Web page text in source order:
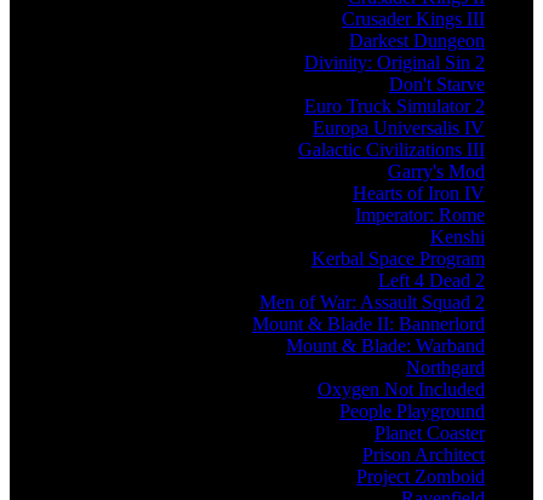
Crusader Kings III
Darkest Dungeon
Divinity: Original Sin 2
Don't Starve
Euro Truck Simulator 2
Europa Universalis IV
Galactic Civilizations III
Garry's Mod
Hearts of Iron IV
Imperator: Rome
Kenshi
Kerbal Space Program
Left 4 Dead 2
Men of War: Assault Squad 2
Mount & Blade II: Bannerlord
Mount & Blade: Warband
Northgard
Oxygen Not Included
People Playground
Planet Coaster
Prison Architect
Project Zomboid